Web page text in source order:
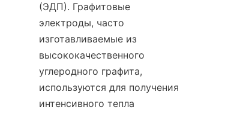
(ЭДП). Графитовые
электроды, часто
изготавливаемые из
высококачественного
углеродного графита,
используются для получения
интенсивного тепла